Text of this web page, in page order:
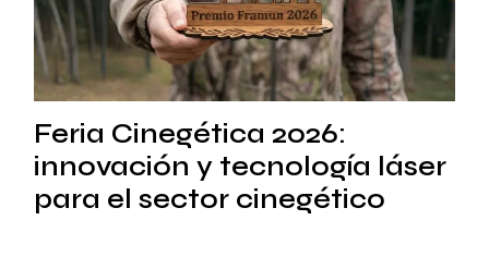
Feria Cinegética 2026:
innovación y tecnología láser
para el sector cinegético